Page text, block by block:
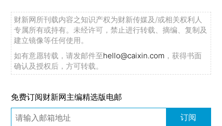
财新网所刊载内容之知识产权为财新传媒及/或相关权利人
专属所有或持有。未经许可，禁止进行转载、摘编、复制及
建立镜像等任何使用。
如有意愿转载，请发邮件至hello@caixin.com ，获得书面
确认及授权后，方可转载。
免费订阅财新网主编精选版电邮
订阅